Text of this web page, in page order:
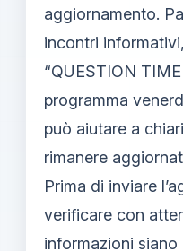
aggiornamento.
incontri
“QUESTION
programma
può aiutare a
rimanere
Prima di inviare
verificare con
informazioni